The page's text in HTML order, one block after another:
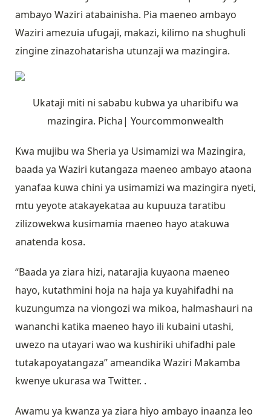
ambayo Waziri atabainisha. Pia maeneo ambayo
Waziri amezuia ufugaji, makazi, kilimo na shughuli
zingine zinazohatarisha utunzaji wa mazingira.
Ukataji miti ni sababu kubwa ya uharibifu wa
mazingira. Picha| Yourcommonwealth
Kwa mujibu wa Sheria ya Usimamizi wa Mazingira,
baada ya Waziri kutangaza maeneo ambayo ataona
yanafaa kuwa chini ya usimamizi wa mazingira nyeti,
mtu yeyote atakayekataa au kupuuza taratibu
zilizowekwa kusimamia maeneo hayo atakuwa
anatenda kosa.
“Baada ya ziara hizi, natarajia kuyaona maeneo
hayo, kutathmini hoja na haja ya kuyahifadhi na
kuzungumza na viongozi wa mikoa, halmashauri na
wananchi katika maeneo hayo ili kubaini utashi,
uwezo na utayari wao wa kushiriki uhifadhi pale
tutakapoyatangaza” ameandika Waziri Makamba
kwenye ukurasa wa Twitter. .
Awamu ya kwanza ya ziara hiyo ambayo inaanza leo